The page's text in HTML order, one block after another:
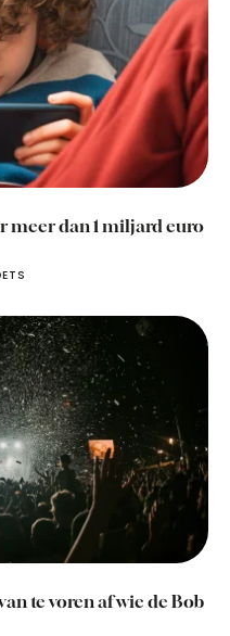
meer dan 1 miljard euro
te voren af wie de Bob